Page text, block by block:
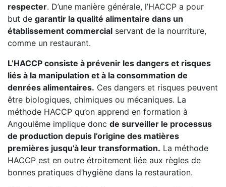
respecter. D’une manière générale, l’HACCP a pour
but de garantir la qualité alimentaire dans un
établissement commercial servant de la nourriture,
comme un restaurant.
L’HACCP consiste à prévenir les dangers et risques
liés à la manipulation et à la consommation de
denrées alimentaires. Ces dangers et risques peuvent
être biologiques, chimiques ou mécaniques. La
méthode HACCP qu’on apprend en formation à
Angoulême implique donc de surveiller le processus
de production depuis l’origine des matières
premières jusqu’à leur transformation. La méthode
HACCP est en outre étroitement liée aux règles de
bonnes pratiques d’hygiène dans la restauration.